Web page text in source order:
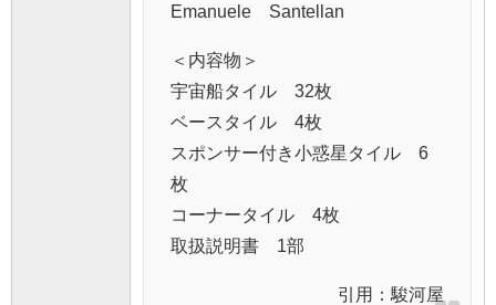
Emanuele Santellan
＜内容物＞
宇宙船タイル 32枚
ベースタイル 4枚
スポンサー付き小惑星タイル 6
枚
コーナータイル 4枚
取扱説明書 1部
引用： 駿河屋